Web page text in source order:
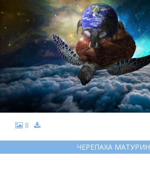
8
ЧЕРЕПАХА МАТУРИН